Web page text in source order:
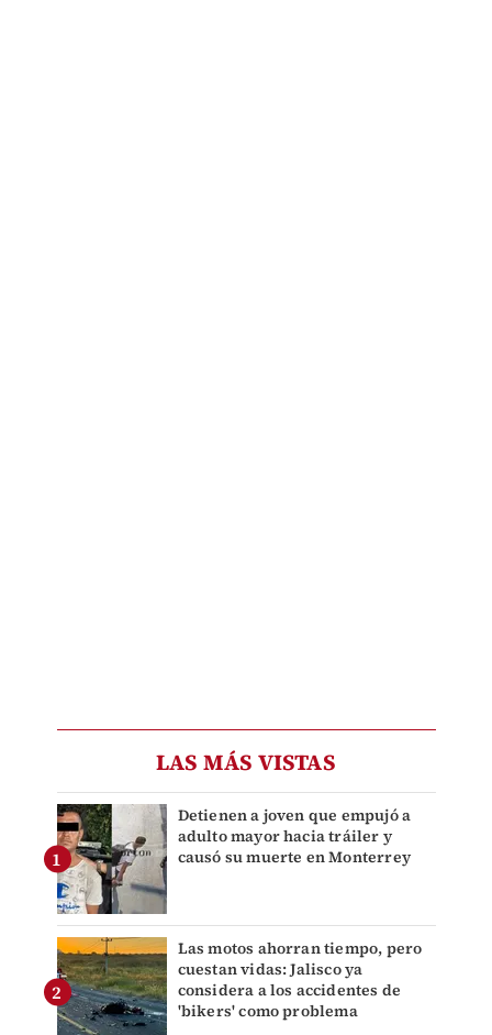
LAS MÁS VISTAS
Detienen a joven que empujó a
adulto mayor hacia tráiler y
causó su muerte en Monterrey
Las motos ahorran tiempo, pero
cuestan vidas: Jalisco ya
considera a los accidentes de
'bikers' como problema